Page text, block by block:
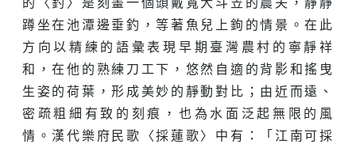
蹲坐在池潭邊垂釣，等著魚兒上鉤的情景。在此
方向以精練的語彙表現早期臺灣農村的寧靜祥
和，在他的熟練刀工下，悠然自適的背影和搖曳
生姿的荷葉，形成美妙的靜動對比；由近而遠、
密疏粗細有致的刻痕，也為水面泛起無限的風
情。漢代樂府民歌〈採蓮歌〉中有：「江南可採